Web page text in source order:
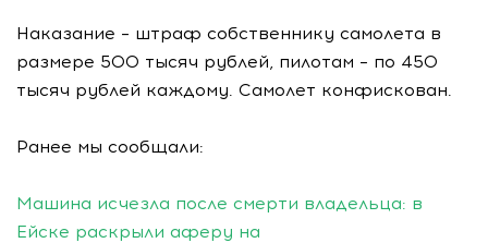
Наказание – штраф собственнику самолета в
размере 500 тысяч рублей, пилотам – по 450
тысяч рублей каждому. Самолет конфискован.
Ранее мы сообщали:
Машина исчезла после смерти владельца: в
Ейске раскрыли аферу на